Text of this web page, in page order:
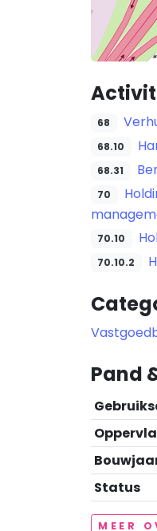
68
68.10
68.31
70
70.10
70.10.2
Pand
Status
MEER